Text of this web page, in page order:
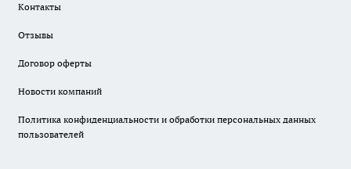
Контакты
Отзывы
Договор оферты
Новости компаний
Политика конфиденциальности и обработки персональных данных
пользователей